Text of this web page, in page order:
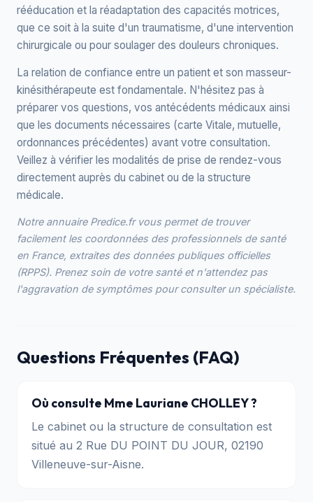
rééducation et la réadaptation des capacités motrices,
que ce soit à la suite d'un traumatisme, d'une intervention
chirurgicale ou pour soulager des douleurs chroniques.
La relation de confiance entre un patient et son masseur-
kinésithérapeute est fondamentale. N'hésitez pas à
préparer vos questions, vos antécédents médicaux ainsi
que les documents nécessaires (carte Vitale, mutuelle,
ordonnances précédentes) avant votre consultation.
Veillez à vérifier les modalités de prise de rendez-vous
directement auprès du cabinet ou de la structure
médicale.
Notre annuaire Predice.fr vous permet de trouver
facilement les coordonnées des professionnels de santé
en France, extraites des données publiques officielles
(RPPS). Prenez soin de votre santé et n'attendez pas
l'aggravation de symptômes pour consulter un spécialiste.
Questions Fréquentes (FAQ)
Où consulte Mme Lauriane CHOLLEY ?
Le cabinet ou la structure de consultation est
situé au 2 Rue DU POINT DU JOUR, 02190
Villeneuve-sur-Aisne.